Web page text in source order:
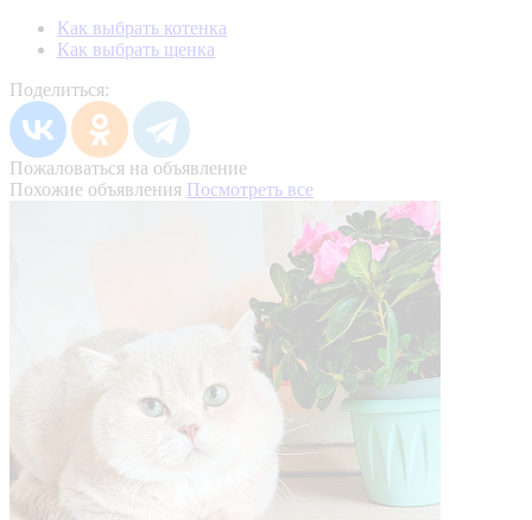
Как выбрать котенка
Как выбрать щенка
Поделиться:
Пожаловаться на объявление
Похожие объявления Посмотреть все